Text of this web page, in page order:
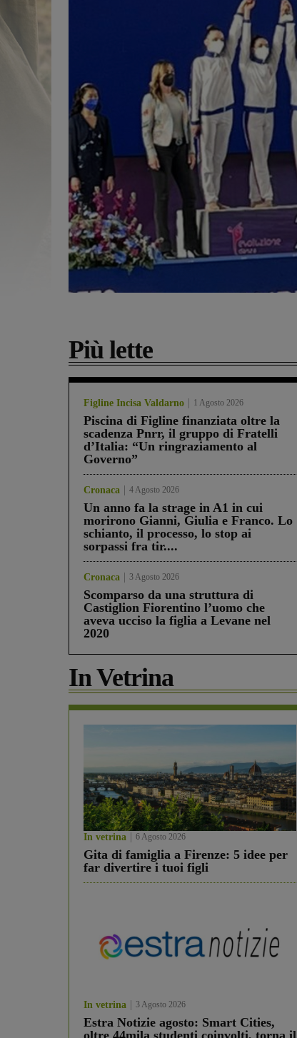
Più lette
Figline Incisa Valdarno 1 Agosto 2026
Piscina di Figline finanziata oltre la
scadenza Pnrr, il gruppo di Fratelli
d’Italia: “Un ringraziamento al
Governo”
Cronaca 4 Agosto 2026
Un anno fa la strage in A1 in cui
morirono Gianni, Giulia e Franco. Lo
schianto, il processo, lo stop ai
sorpassi fra tir....
Cronaca 3 Agosto 2026
Scomparso da una struttura di
Castiglion Fiorentino l’uomo che
aveva ucciso la figlia a Levane nel
2020
In Vetrina
In vetrina 6 Agosto 2026
Gita di famiglia a Firenze: 5 idee per
far divertire i tuoi figli
In vetrina 3 Agosto 2026
Estra Notizie agosto: Smart Cities,